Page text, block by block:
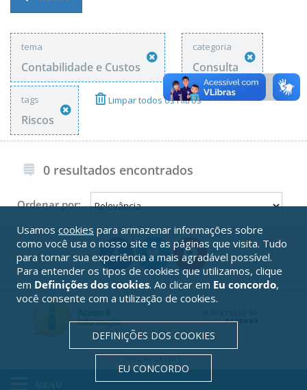
tema
Contabilidade e Custos
categoria
Consulta
tags
Riscos
Limpar todos os Filtros
0 resultados encontrados
Ordenar por:
SoluçãoSerpro
Usamos cookies para armazenar informações sobre
como você usa o nosso site e as páginas que visita. Tudo
para tornar sua experiência a mais agradável possível.
Para entender os tipos de cookies que utilizamos, clique
em Definições dos cookies. Ao clicar em Eu concordo,
você consente com a utilização de cookies.
DEFINIÇÕES DOS COOKIES
EU CONCORDO